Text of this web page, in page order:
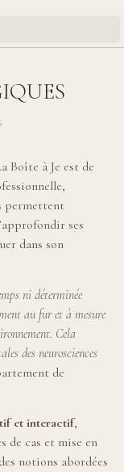
Boîte à Je est de
permettent
ses
dans son
ni déterminée
au fur et à mesure
Cela
des neurosciences
de
et interactif,
de cas et mise en
notions abordées